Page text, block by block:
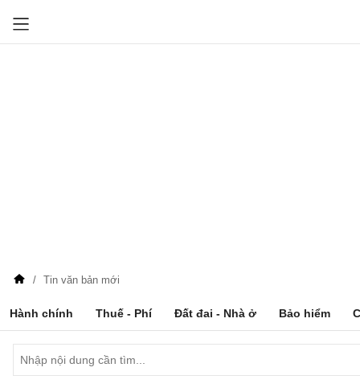
Tin văn bản mới
Hành chính Thuế - Phí Đất đai - Nhà ở Bảo hiểm